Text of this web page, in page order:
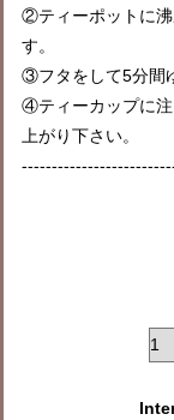
②ティーポットに沸
す。
③フタをして5分間
④ティーカップに注
上がり下さい。